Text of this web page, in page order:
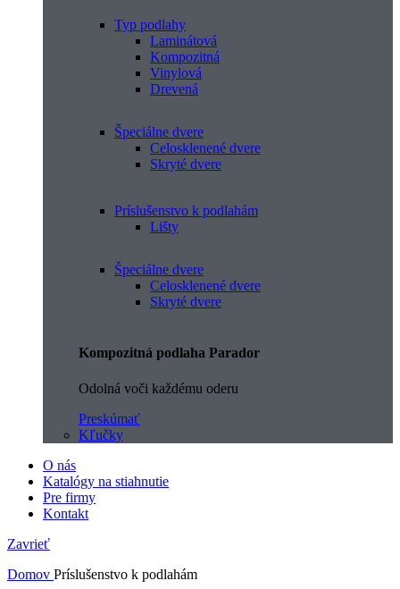
Typ podlahy
Laminátová
Kompozitná
Vinylová
Drevená
Špeciálne dvere
Celosklenené dvere
Skryté dvere
Príslušenstvo k podlahám
Lišty
Špeciálne dvere
Celosklenené dvere
Skryté dvere
Kompozitná podlaha Parador
Odolná voči každému oderu
Preskúmať
Kľučky
O nás
Katalógy na stiahnutie
Pre firmy
Kontakt
Zavrieť
Domov Príslušenstvo k podlahám